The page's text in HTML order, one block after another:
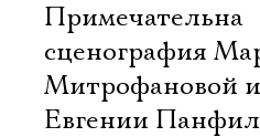
Примечательна
сценография
Митрофановой
Евгении